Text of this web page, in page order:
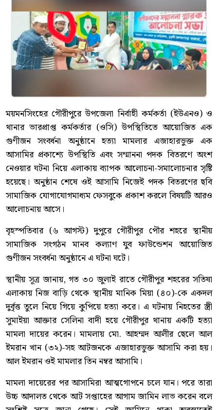
ময়মনসিংহের গৌরীপুরে উপজেলা নির্বাহী কর্মকর্তা (ইউএনও) ও
থানার ভারপ্রাপ্ত কর্মকর্তার (ওসি) উপস্থিতিতে আয়োজিত এক
গুণীজন সংবর্ধনা অনুষ্ঠানে হত্যা মামলার এজাহারভুক্ত এক
আসামির প্রকাশ্যে উপস্থিতি এবং সম্মাননা পদক বিতরণে অংশ
নেওয়ার ঘটনা নিয়ে এলাকায় ব্যাপক আলোচনা-সমালোচনার সৃষ্টি
হয়েছে। অনুষ্ঠান শেষে ওই আসামি নিজেই পদক বিতরণের ছবি
সামাজিক যোগাযোগমাধ্যম ফেসবুকে প্রকাশ করলে বিষয়টি আরও
আলোচনায় আসে।
বৃহস্পতিবার (৬ আগস্ট) দুপুরে গৌরীপুর পৌর শহরে স্থানীয়
সামাজিক সংগঠন মানব কল্যাণ যুব ফাউন্ডেশন আয়োজিত
গুণীজন সংবর্ধনা অনুষ্ঠানে এ ঘটনা ঘটে।
স্থানীয় সূত্র জানায়, গত ৩০ জুলাই রাতে গৌরীপুর শহরের সতিষা
এলাকায় নিজ বাড়ি থেকে স্থানীয় মানিক মিয়া (৪০)-কে একদল
দুর্বৃত্ত তুলে নিয়ে গিয়ে কুপিয়ে হত্যা করে। এ ঘটনায় নিহতের স্ত্রী
সুমাইয়া আক্তার সেলিনা বাদী হয়ে গৌরীপুর থানায় একটি হত্যা
মামলা দায়ের করেন। মামলায় মো. আহম্মদ আলীর ছেলে আল
ইমরান খান (৩২)-সহ আটজনকে এজাহারভুক্ত আসামি করা হয়।
আল ইমরান ওই মামলার তিন নম্বর আসামি।
মামলা দায়েরের পর আসামিরা আত্মগোপনে চলে যান। পরে তারা
উচ্চ আদালত থেকে আট সপ্তাহের আগাম জামিন লাভ করেন বলে